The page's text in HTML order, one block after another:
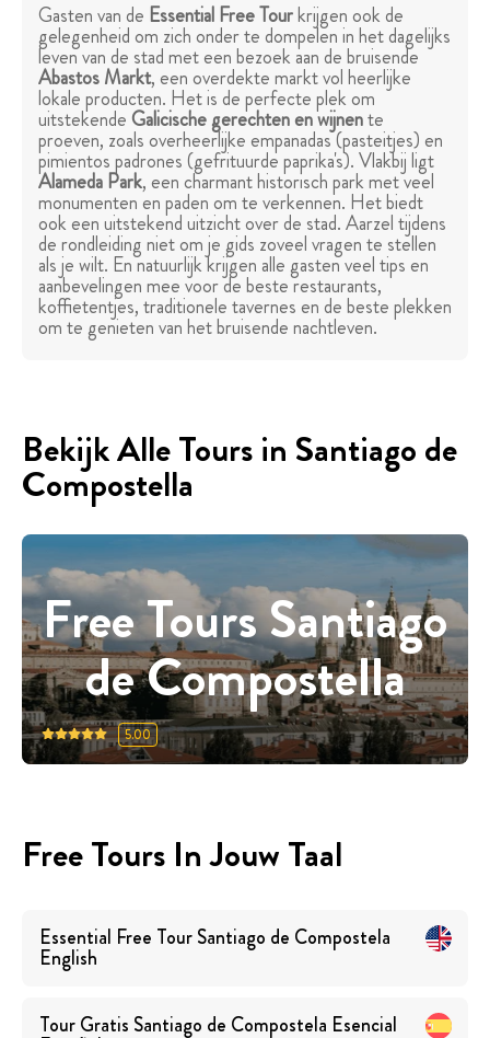
Gasten van de Essential Free Tourkrijgen ook de
gelegenheid om zich onder te dompelen in het dagelijks
leven van de stad met een bezoek aan de bruisende
Abastos Markt, een overdekte markt vol heerlijke
lokale producten. Het is de perfecte plek om
uitstekendeGalicische gerechten en wijnente
proeven, zoals overheerlijke empanadas (pasteitjes) en
pimientos padrones (gefrituurde paprika's). Vlakbij ligt
Alameda Park, een charmant historisch park met veel
monumenten en paden om te verkennen. Het biedt
ook een uitstekend uitzicht over de stad. Aarzel tijdens
de rondleiding niet om je gids zoveel vragen te stellen
als je wilt. En natuurlijk krijgen alle gasten veel tips en
aanbevelingen mee voor de beste restaurants,
koffietentjes, traditionele tavernes en de beste plekken
om te genieten van het bruisende nachtleven.
Bekijk Alle Tours in Santiago de
Compostella
Free Tours Santiago
de Compostella
5.00
Free Tours In Jouw Taal
Essential Free Tour Santiago de Compostela
English
Tour Gratis Santiago de Compostela Esencial